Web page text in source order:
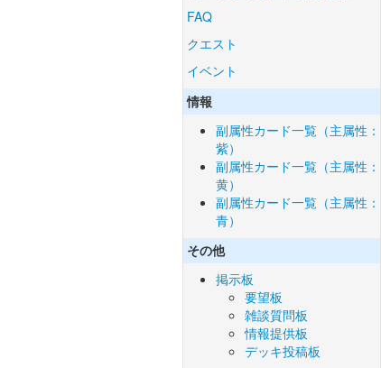
FAQ
クエスト
イベント
情報
副属性カード一覧（主属性：
紫）
副属性カード一覧（主属性：
黄）
副属性カード一覧（主属性：
青）
その他
掲示板
要望板
雑談質問板
情報提供板
デッキ投稿板